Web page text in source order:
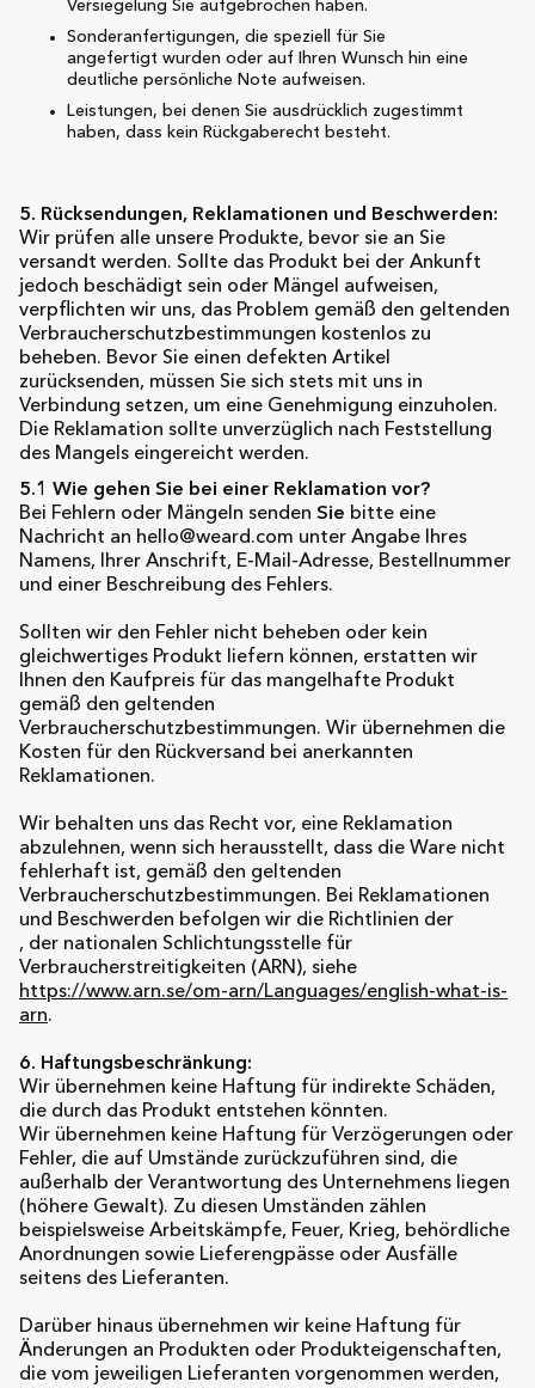
Versiegelung Sie aufgebrochen haben.
Sonderanfertigungen, die speziell für Sie
angefertigt wurden oder auf Ihren Wunsch hin eine
deutliche persönliche Note aufweisen.
Leistungen, bei denen Sie ausdrücklich zugestimmt
haben, dass kein Rückgaberecht besteht.
5. Rücksendungen, Reklamationen und Beschwerden:
Wir prüfen alle unsere Produkte, bevor sie an Sie
versandt werden. Sollte das Produkt bei der Ankunft
jedoch beschädigt sein oder Mängel aufweisen,
verpflichten wir uns, das Problem gemäß den geltenden
Verbraucherschutzbestimmungen kostenlos zu
beheben. Bevor Sie einen defekten Artikel
zurücksenden, müssen Sie sich stets mit uns in
Verbindung setzen, um eine Genehmigung einzuholen.
Die Reklamation sollte unverzüglich nach Feststellung
des Mangels eingereicht werden.
5.1 Wie gehen Sie bei einer Reklamation vor?
Bei Fehlern oder Mängeln senden Sie bitte eine
Nachricht an hello@weard.com unter Angabe Ihres
Namens, Ihrer Anschrift, E-Mail-Adresse, Bestellnummer
und einer Beschreibung des Fehlers.
Sollten wir den Fehler nicht beheben oder kein
gleichwertiges Produkt liefern können, erstatten wir
Ihnen den Kaufpreis für das mangelhafte Produkt
gemäß den geltenden
Verbraucherschutzbestimmungen. Wir übernehmen die
Kosten für den Rückversand bei anerkannten
Reklamationen.
Wir behalten uns das Recht vor, eine Reklamation
abzulehnen, wenn sich herausstellt, dass die Ware nicht
fehlerhaft ist, gemäß den geltenden
Verbraucherschutzbestimmungen. Bei Reklamationen
und Beschwerden befolgen wir die Richtlinien der
, der nationalen Schlichtungsstelle für
Verbraucherstreitigkeiten (ARN), siehe
https://www.arn.se/om-arn/Languages/english-what-is-
arn.
6. Haftungsbeschränkung:
Wir übernehmen keine Haftung für indirekte Schäden,
die durch das Produkt entstehen könnten.
Wir übernehmen keine Haftung für Verzögerungen oder
Fehler, die auf Umstände zurückzuführen sind, die
außerhalb der Verantwortung des Unternehmens liegen
(höhere Gewalt). Zu diesen Umständen zählen
beispielsweise Arbeitskämpfe, Feuer, Krieg, behördliche
Anordnungen sowie Lieferengpässe oder Ausfälle
seitens des Lieferanten.
Darüber hinaus übernehmen wir keine Haftung für
Änderungen an Produkten oder Produkteigenschaften,
die vom jeweiligen Lieferanten vorgenommen werden,